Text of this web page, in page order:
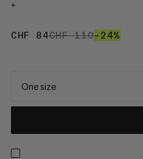
+
CHF 84CHF 84
CHF 110CHF 110
–24%
One size